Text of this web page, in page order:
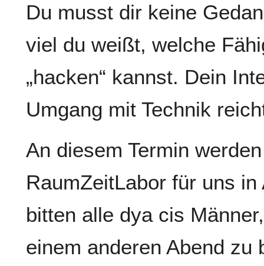
Du musst dir keine
viel du weißt, welche
„hacken“ kannst. Dein
Umgang mit Technik
An diesem Termin
RaumZeitLabor für uns
bitten alle dya cis
einem anderen Abend zu